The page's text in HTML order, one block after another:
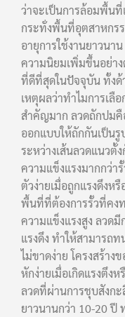
ว่าจะเป็นการล้อมพื้น
กระทั่งพื้นที่อุตสาหกร
อายุการใช้งานยาวนา
ความนิยมเพิ่มขึ้นอย่า
ที่ดีที่สุดในปัจจุบัน ทั้ง
เหตุผลว่าทำไมการเลื
สำคัญมาก ลวดถักปมคื
ออกแบบให้ถักกันเป็น
ระหว่างเส้นลวดแนวตั้
ความแข็งแรงมากกว่า
ตัวง่ายเมื่อถูกแรงดึงห
พื้นที่ที่ต้องการรั้วที่คง
ความแข็งแรงสูง ลวด
แรงดึง ทำให้สามารถ
ไม่ขาดง่าย โครงสร้าง
หักง่ายเมื่อเกิดแรงตึ
ลวดที่ผ่านการชุบสังก
ยาวนานกว่า 10-20 ปี